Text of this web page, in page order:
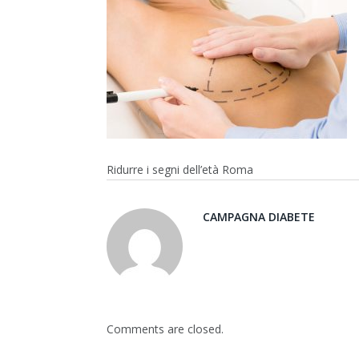
Ridurre i segni dell’età Roma
CAMPAGNA DIABETE
Comments are closed.